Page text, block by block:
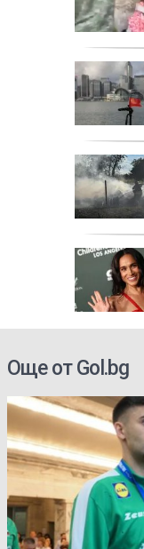
Още от Gol.bg